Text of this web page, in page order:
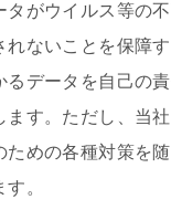
タがウイルス等の
れないことを保障
るデータを自己の
ます。ただし、当
ための各種対策を
。